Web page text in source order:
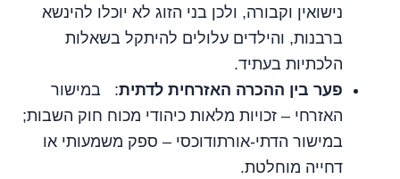
נישואין וקבורה, ולכן בני הזוג לא יוכלו להינשא
ברבנות, והילדים עלולים להיתקל בשאלות
הלכתיות בעתיד.
פער בין ההכרה האזרחית לדתית: במישור
האזרחי – זכויות מלאות כיהודי מכוח חוק השבות;
במישור הדתי‑אורתודוכסי – ספק משמעותי או
דחייה מוחלטת.